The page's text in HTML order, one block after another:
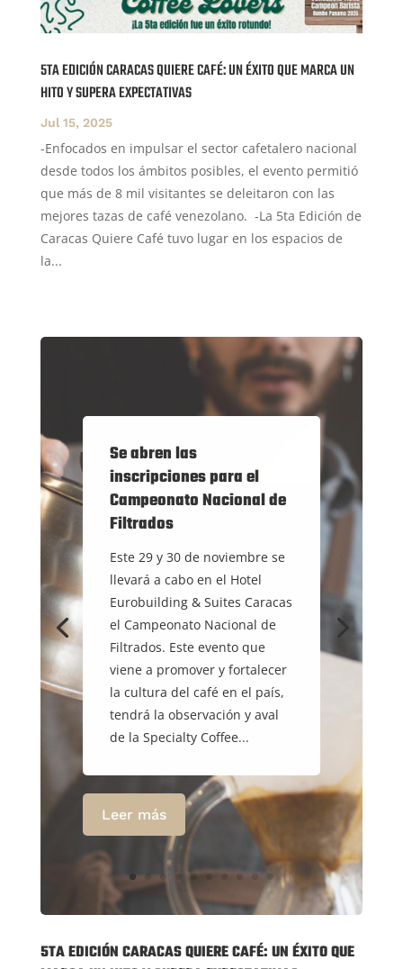
5TA EDICIÓN CARACAS QUIERE CAFÉ: UN ÉXITO QUE MARCA UN
HITO Y SUPERA EXPECTATIVAS
Jul 15, 2025
-Enfocados en impulsar el sector cafetalero nacional
desde todos los ámbitos posibles, el evento permitió
que más de 8 mil visitantes se deleitaron con las
mejores tazas de café venezolano. -La 5ta Edición de
Caracas Quiere Café tuvo lugar en los espacios de
la...
Se abren las
inscripciones para el
Campeonato Nacional de
Filtrados
Este 29 y 30 de noviembre se
llevará a cabo en el Hotel
Eurobuilding & Suites Caracas
el Campeonato Nacional de
Filtrados. Este evento que
viene a promover y fortalecer
la cultura del café en el país,
tendrá la observación y aval
de la Specialty Coffee...
Leer más
5TA EDICIÓN CARACAS QUIERE CAFÉ: UN ÉXITO QUE